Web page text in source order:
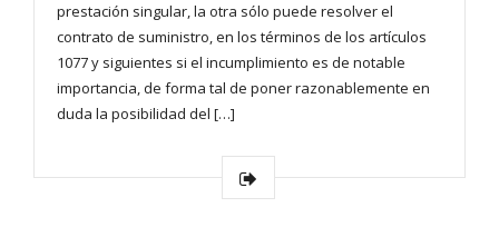
prestación singular, la otra sólo puede resolver el
contrato de suministro, en los términos de los artículos
1077 y siguientes si el incumplimiento es de notable
importancia, de forma tal de poner razonablemente en
duda la posibilidad del […]